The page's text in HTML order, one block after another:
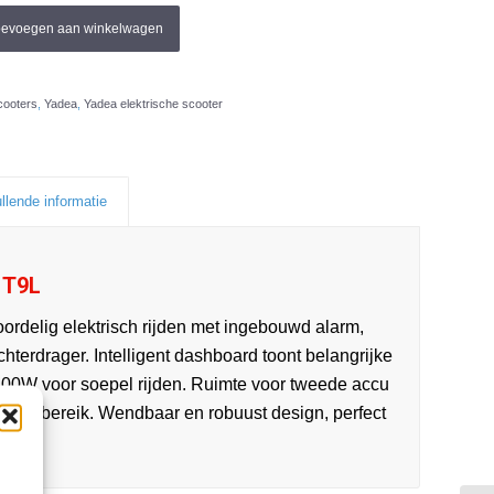
aan winkelwagen
Yadea Yadea elektrische scooter
informatie
elektrisch rijden met ingebouwd alarm,
Intelligent dashboard toont belangrijke
voor soepel rijden. Ruimte voor tweede accu
km bereik. Wendbaar en robuust design, perfect